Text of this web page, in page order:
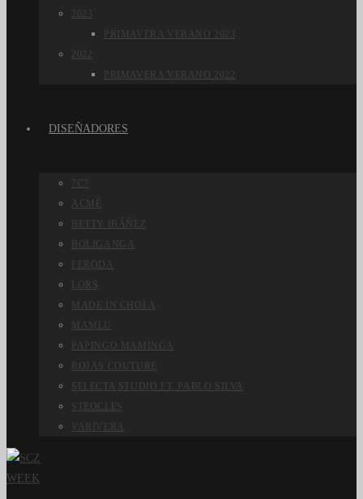
2023
PRIMAVERA VERANO 2023
2022
PRIMAVERA VERANO 2022
DISEÑADORES
7C7
ACMÉ
BETTY IBÁÑEZ
BOLIGANGA
FERODA
LORS
MADE IN CHOLA
MAMLU
PAPINGO MAMINGA
ROJAS COUTURE
SELECTA STUDIO FT. PABLO SILVA
STEOCLES
VARIVERA